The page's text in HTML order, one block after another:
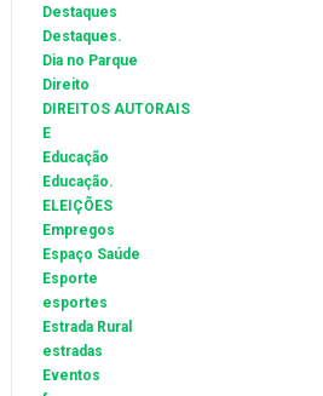
Destaques
Destaques.
Dia no Parque
Direito
DIREITOS AUTORAIS
E
Educação
Educação.
ELEIÇÕES
Empregos
Espaço Saúde
Esporte
esportes
Estrada Rural
estradas
Eventos